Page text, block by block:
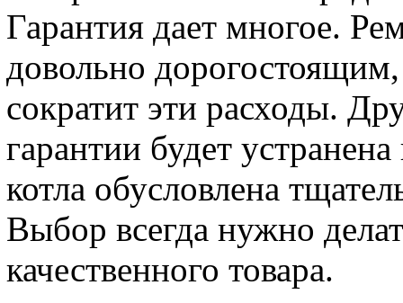
Гарантия дает многое.
довольно
сократит эти расходы.
гарантии будет
котла обусловлена
Выбор всегда нужно
качественного товара.